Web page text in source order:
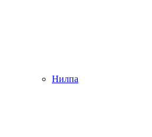
Нилпа